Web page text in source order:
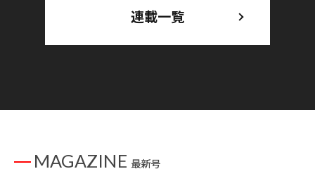
連載一覧
MAGAZINE 最新号